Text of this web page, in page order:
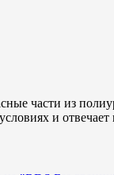
части из
и